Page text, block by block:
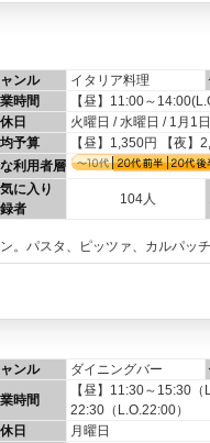
ンル イタリア料理
時間
【昼】11:00～
日
火曜日 / 水曜日 / 1月1日
予算
【昼】1,350円 【夜】
利用者層
に入り
者
104人
。パスタ、ピッツァ、カルパッ
ンル ダイニングバー
時間
【昼】11:30～15:30
22:30（L.O.22:00）
日
月曜日